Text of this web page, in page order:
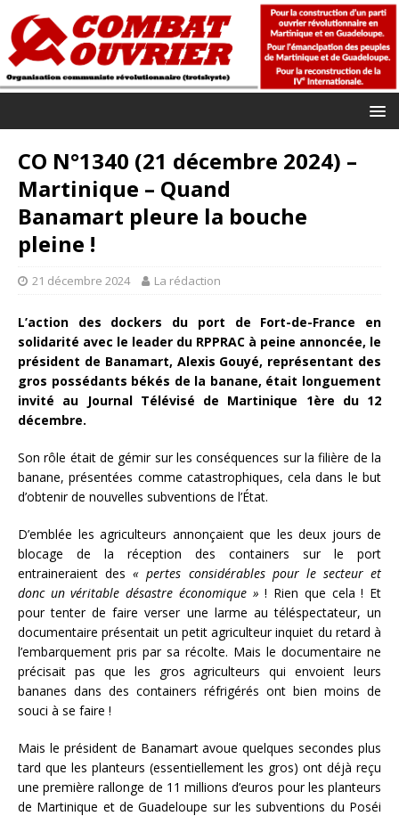
CO N°1340 (21 décembre 2024) –
Martinique – Quand
Banamart pleure la bouche
pleine !
21 décembre 2024 La rédaction
L’action des dockers du port de Fort-de-France en
solidarité avec le leader du RPPRAC à peine annoncée, le
président de Banamart, Alexis Gouyé, représentant des
gros possédants békés de la banane, était longuement
invité au Journal Télévisé de Martinique 1ère du 12
décembre.
Son rôle était de gémir sur les conséquences sur la filière de la
banane, présentées comme catastrophiques, cela dans le but
d’obtenir de nouvelles subventions de l’État.
D’emblée les agriculteurs annonçaient que les deux jours de
blocage de la réception des containers sur le port
entraineraient des« pertes considérables pour le secteur et
donc un véritable désastre économique » ! Rien que cela ! Et
pour tenter de faire verser une larme au téléspectateur, un
documentaire présentait un petit agriculteur inquiet du retard à
l’embarquement pris par sa récolte. Mais le documentaire ne
précisait pas que les gros agriculteurs qui envoient leurs
bananes dans des containers réfrigérés ont bien moins de
souci à se faire !
Mais le président de Banamart avoue quelques secondes plus
tard que les planteurs (essentiellement les gros) ont déjà reçu
une première rallonge de 11 millions d’euros pour les planteurs
de Martinique et de Guadeloupe sur les subventions du Poséi